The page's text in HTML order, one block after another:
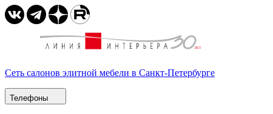
Сеть салонов элитной мебели в Санкт-Петербурге
Телефоны